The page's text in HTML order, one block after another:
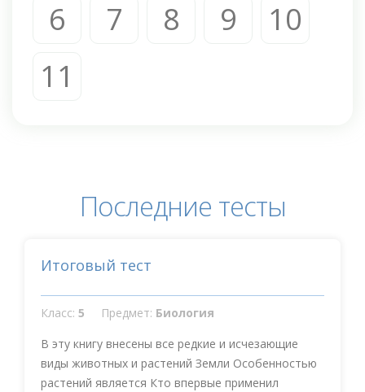
6 7 8 9
10
11
Последние тесты
Итоговый тест
Класс: 5 Предмет: Биология
В эту книгу внесены все редкие и исчезающие
виды животных и растений Земли Особенностью
растений является Кто впервые применил